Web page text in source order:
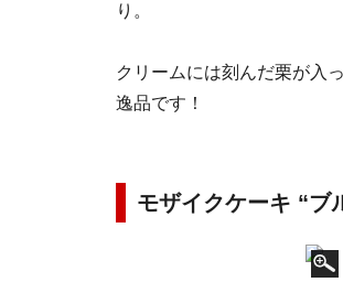
り。
クリームには刻んだ栗が入
逸品です！
モザイクケーキ “ブ